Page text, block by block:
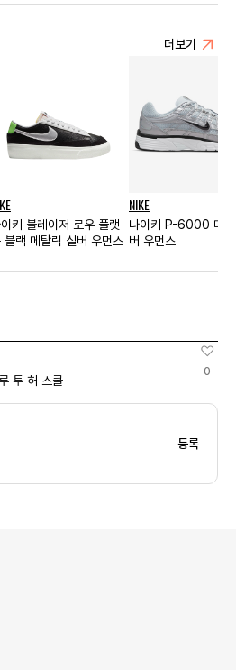
더보기
키 블레이저 로우 플랫
블랙 메탈릭 실버 우먼스
NIKE
나이키 P-6000 메
버 우먼스
투 허 스쿨
0
등록